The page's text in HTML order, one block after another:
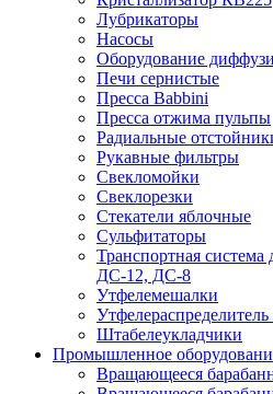
Лубрикаторы
Насосы
Оборудование
Печи сернистые
Пресса Babbini
Пресса отжима пульпы
Радиальные
Рукавные фильтры
Свекломойки
Свеклорезки
Стекатели яблочные
Сульфитаторы
Транспортная
ДС-12, ДС-8
Утфелемешалки
Штабелеукладчики
Промышленное
Вращающееся